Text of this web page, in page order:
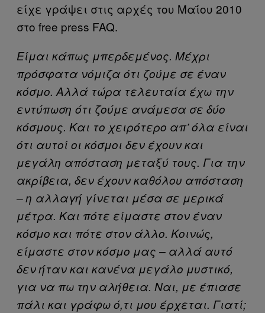
είχε γράψει στις αρχές του Μαΐου 2010
στο free press FAQ.
Είμαι κάπως μπερδεμένος. Μέχρι
πρόσφατα νόμιζα ότι ζούμε σε έναν
κόσμο. Αλλά τώρα τελευταία έχω την
εντύπωση ότι ζούμε ανάμεσα σε δύο
κόσμους. Και το χειρότερο απ’ όλα είναι
ότι αυτοί οι κόσμοι δεν έχουν και
μεγάλη απόσταση μεταξύ τους. Για την
ακρίβεια, δεν έχουν καθόλου απόσταση
– η αλλαγή γίνεται μέσα σε μερικά
μέτρα. Και πότε είμαστε στον έναν
κόσμο και πότε στον άλλο. Κοινώς,
είμαστε στον κόσμο μας – αλλά αυτό
δεν ήταν και κανένα μεγάλο μυστικό,
για να πω την αλήθεια. Ναι, με έπιασε
πάλι και γράφω ό,τι μου έρχεται. Γιατί;